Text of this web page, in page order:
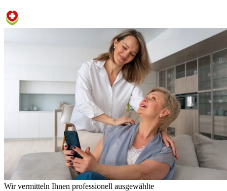
Wir vermitteln Ihnen professionell ausgewählte